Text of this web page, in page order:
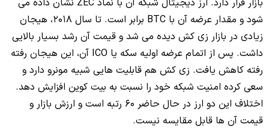
بازار قرار دارد. ارز دیجیتال شبکه آن با نماد ZEC نشان داده می
شود و مقدار عرضه آن با BTC برابر است. تا سال 2018، هیجان
زیادی در بازار زی کش دیده می شد و قیمت آن رشد بسیار بالایی
داشت. پس از اتمام عرضه اولیه سکه یا ICO آن، این هیجان رفته
رفته کاهش یافت. زی کش هم قابلیت هایی شبیه مونرو دارد و
سعی کرده امنیت شبکه خود را نسبت به بیت کوین افزایش دهد.
اختلاف این دو ارز در حال حاضر 60 رتبه است و ارزش بازار و
قیمت آن ها قابل مقایسه نیست.